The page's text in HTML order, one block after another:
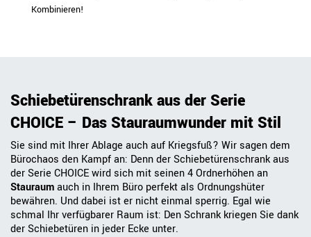
Kombinieren!
Schiebetürenschrank aus der Serie
CHOICE – Das Stauraumwunder mit Stil
Sie sind mit Ihrer Ablage auch auf Kriegsfuß? Wir sagen dem
Bürochaos den Kampf an: Denn der Schiebetürenschrank aus
der Serie CHOICE wird sich mit seinen 4 Ordnerhöhen an
Stauraumauch in Ihrem Büro perfekt als Ordnungshüter
bewähren. Und dabei ist er nicht einmal sperrig. Egal wie
schmal Ihr verfügbarer Raum ist: Den Schrank kriegen Sie dank
der Schiebetüren in jeder Ecke unter.